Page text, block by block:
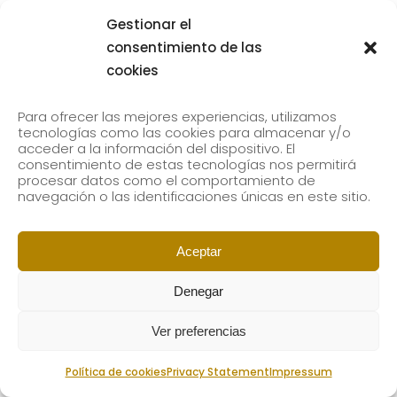
Gestionar el
consentimiento de las
cookies
Para ofrecer las mejores experiencias, utilizamos
tecnologías como las cookies para almacenar y/o
acceder a la información del dispositivo. El
consentimiento de estas tecnologías nos permitirá
procesar datos como el comportamiento de
navegación o las identificaciones únicas en este sitio.
Aceptar
Denegar
Ver preferencias
Política de cookiesPrivacy StatementImpressum